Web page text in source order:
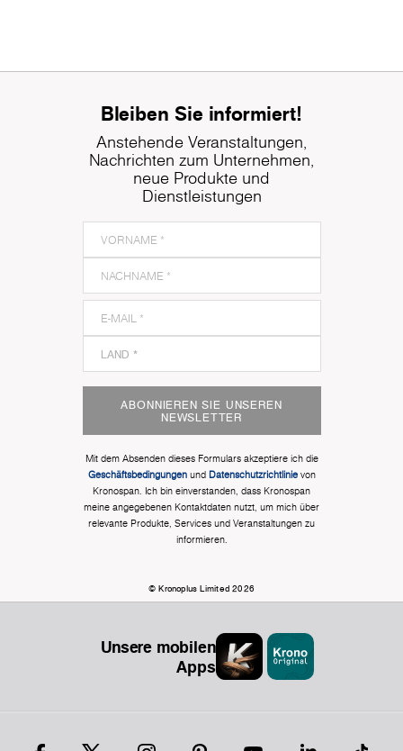
Bleiben Sie informiert!
Anstehende Veranstaltungen,
Nachrichten zum Unternehmen,
neue Produkte und
Dienstleistungen
ABONNIEREN SIE UNSEREN
NEWSLETTER
Mit dem Absenden dieses Formulars akzeptiere ich die
Geschäftsbedingungenund Datenschutzrichtlinievon
Kronospan. Ich bin einverstanden, dass Kronospan
meine angegebenen Kontaktdaten nutzt, um mich über
relevante Produkte, Services und Veranstaltungen zu
informieren.
© Kronoplus Limited 2026
Unsere mobilen
Apps